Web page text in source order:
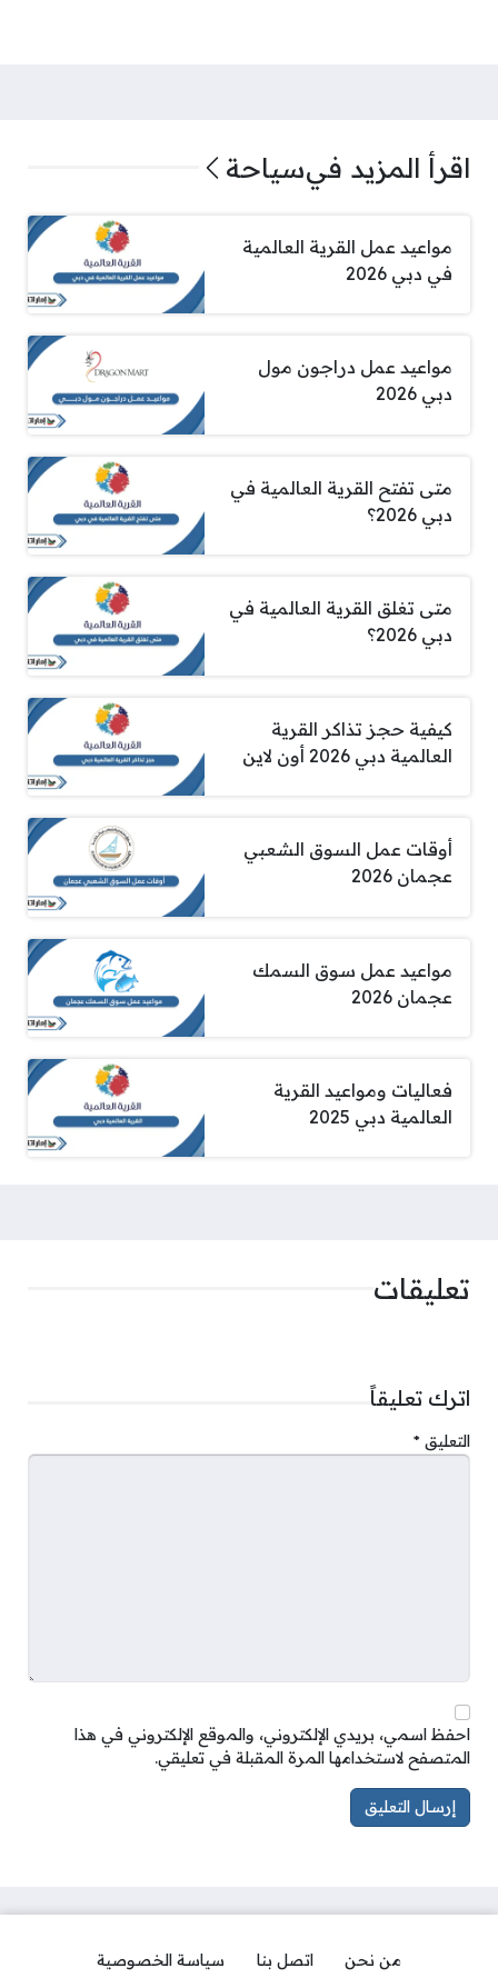
اقرأ المزيد فيسياحة
مواعيد عمل القرية العالمية
في دبي 2026
مواعيد عمل دراجون مول
دبي 2026
متى تفتح القرية العالمية في
دبي 2026؟
متى تغلق القرية العالمية في
دبي 2026؟
كيفية حجز تذاكر القرية
العالمية دبي 2026 أون لاين
أوقات عمل السوق الشعبي
عجمان 2026
مواعيد عمل سوق السمك
عجمان 2026
فعاليات ومواعيد القرية
العالمية دبي 2025
تعليقات
اترك تعليقاً
التعليق *
احفظ اسمي، بريدي الإلكتروني، والموقع الإلكتروني في هذا
المتصفح لاستخدامها المرة المقبلة في تعليقي.
من نحن اتصل بنا سياسة الخصوصية